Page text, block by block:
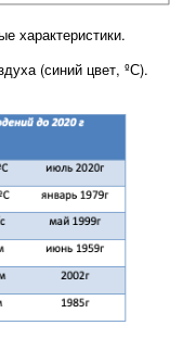
характеристики.
(синий цвет, ºС).